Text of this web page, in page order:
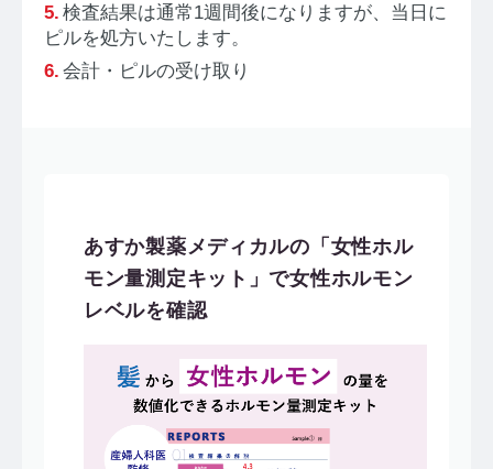
検査結果は通常1週間後になりますが、当日に
ピルを処方いたします。
会計・ピルの受け取り
あすか製薬メディカルの「女性ホル
モン量測定キット」で女性ホルモン
レベルを確認